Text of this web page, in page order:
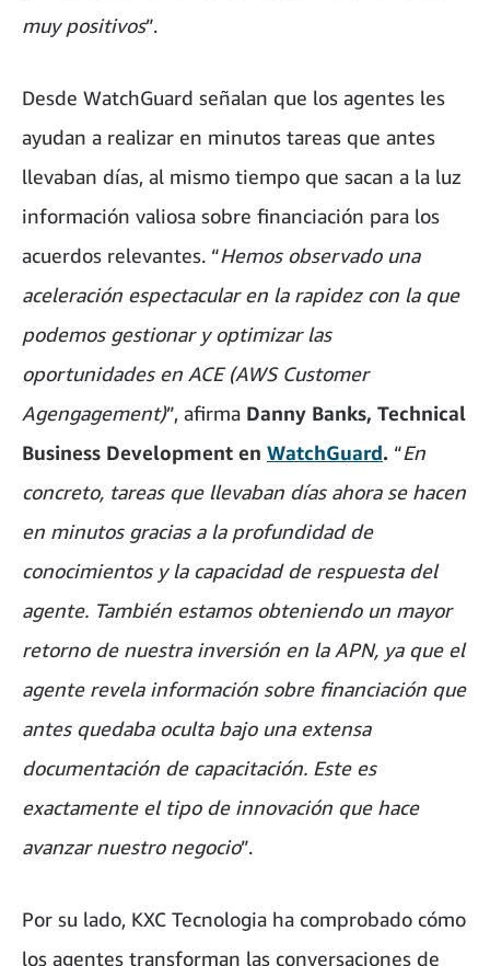
muy positivos”.
Desde WatchGuard señalan que los agentes les
ayudan a realizar en minutos tareas que antes
llevaban días, al mismo tiempo que sacan a la luz
información valiosa sobre financiación para los
acuerdos relevantes. “Hemos observado una
aceleración espectacular en la rapidez con la que
podemos gestionar y optimizar las
oportunidades en ACE (AWS Customer
Agengagement)”, afirma Danny Banks, Technical
Business Development en WatchGuard. “En
concreto, tareas que llevaban días ahora se hacen
en minutos gracias a la profundidad de
conocimientos y la capacidad de respuesta del
agente. También estamos obteniendo un mayor
retorno de nuestra inversión en la APN, ya que el
agente revela información sobre financiación que
antes quedaba oculta bajo una extensa
documentación de capacitación. Este es
exactamente el tipo de innovación que hace
avanzar nuestro negocio”.
Por su lado, KXC Tecnologia ha comprobado cómo
los agentes transforman las conversaciones de